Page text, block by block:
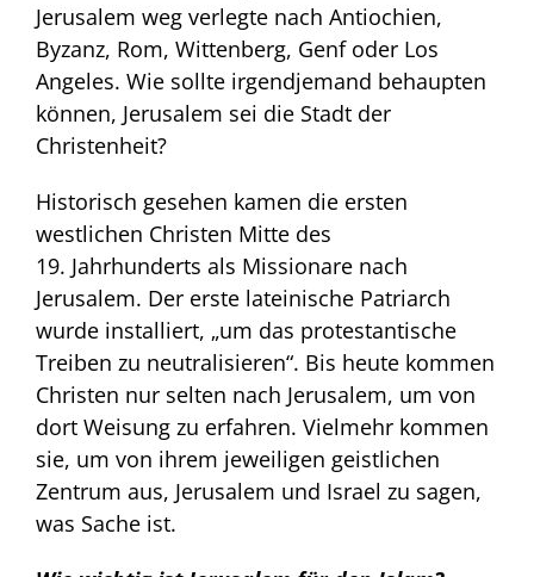
Jerusalem weg verlegte nach Antiochien,
Byzanz, Rom, Wittenberg, Genf oder Los
Angeles. Wie sollte irgendjemand behaupten
können, Jerusalem sei die Stadt der
Christenheit?
Historisch gesehen kamen die ersten
westlichen Christen Mitte des
19. Jahrhunderts als Missionare nach
Jerusalem. Der erste lateinische Patriarch
wurde installiert, „um das protestantische
Treiben zu neutralisieren“. Bis heute kommen
Christen nur selten nach Jerusalem, um von
dort Weisung zu erfahren. Vielmehr kommen
sie, um von ihrem jeweiligen geistlichen
Zentrum aus, Jerusalem und Israel zu sagen,
was Sache ist.